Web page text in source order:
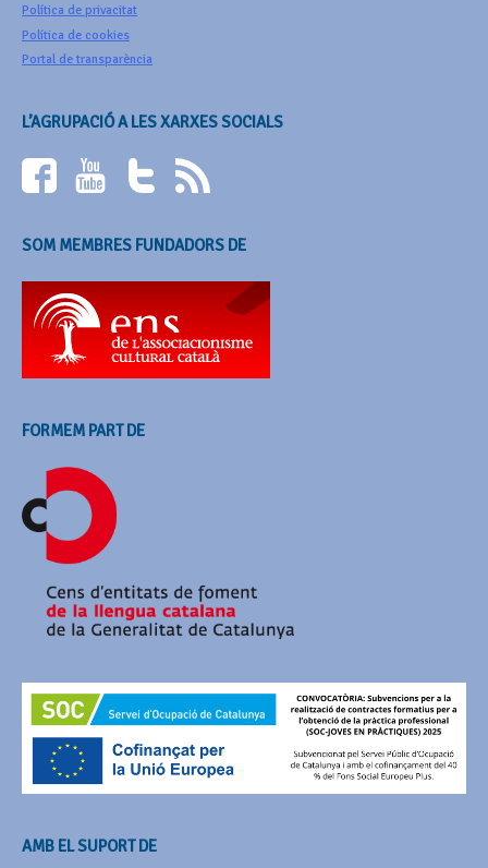
Política de privacitat
Política de cookies
Portal de transparència
L’AGRUPACIÓ A LES XARXES SOCIALS
SOM MEMBRES FUNDADORS DE
FORMEM PART DE
AMB EL SUPORT DE